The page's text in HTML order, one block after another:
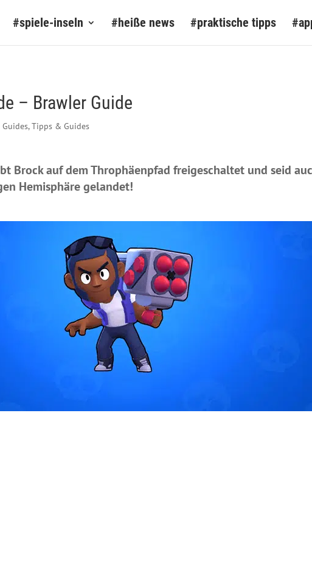
#spiele-inseln #heiße news #praktische tipps
– Brawler Guide
Guides,Tipps & Guides
Brock auf dem Throphäenpfad freigeschaltet und seid
Hemisphäre gelandet!